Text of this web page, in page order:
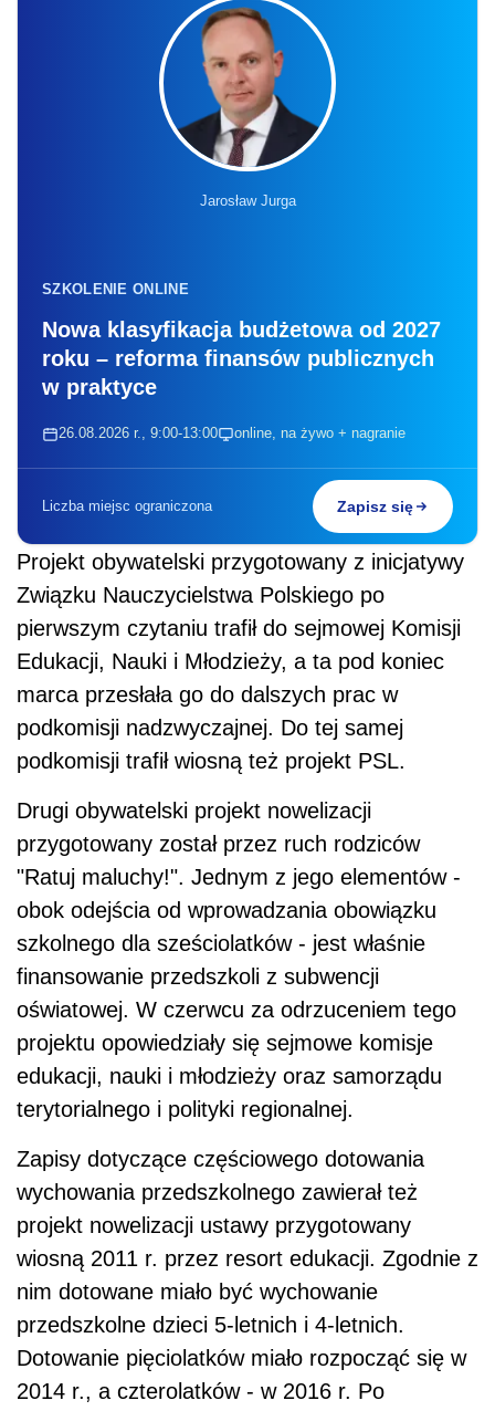
Jarosław Jurga
SZKOLENIE ONLINE
Nowa klasyfikacja budżetowa od 2027
roku – reforma finansów publicznych
w praktyce
26.08.2026 r., 9:00-13:00 online, na żywo + nagranie
Liczba miejsc ograniczona Zapisz się
Projekt obywatelski przygotowany z inicjatywy
Związku Nauczycielstwa Polskiego po
pierwszym czytaniu trafił do sejmowej Komisji
Edukacji, Nauki i Młodzieży, a ta pod koniec
marca przesłała go do dalszych prac w
podkomisji nadzwyczajnej. Do tej samej
podkomisji trafił wiosną też projekt PSL.
Drugi obywatelski projekt nowelizacji
przygotowany został przez ruch rodziców
"Ratuj maluchy!". Jednym z jego elementów -
obok odejścia od wprowadzania obowiązku
szkolnego dla sześciolatków - jest właśnie
finansowanie przedszkoli z subwencji
oświatowej. W czerwcu za odrzuceniem tego
projektu opowiedziały się sejmowe komisje
edukacji, nauki i młodzieży oraz samorządu
terytorialnego i polityki regionalnej.
Zapisy dotyczące częściowego dotowania
wychowania przedszkolnego zawierał też
projekt nowelizacji ustawy przygotowany
wiosną 2011 r. przez resort edukacji. Zgodnie z
nim dotowane miało być wychowanie
przedszkolne dzieci 5-letnich i 4-letnich.
Dotowanie pięciolatków miało rozpocząć się w
2014 r., a czterolatków - w 2016 r. Po